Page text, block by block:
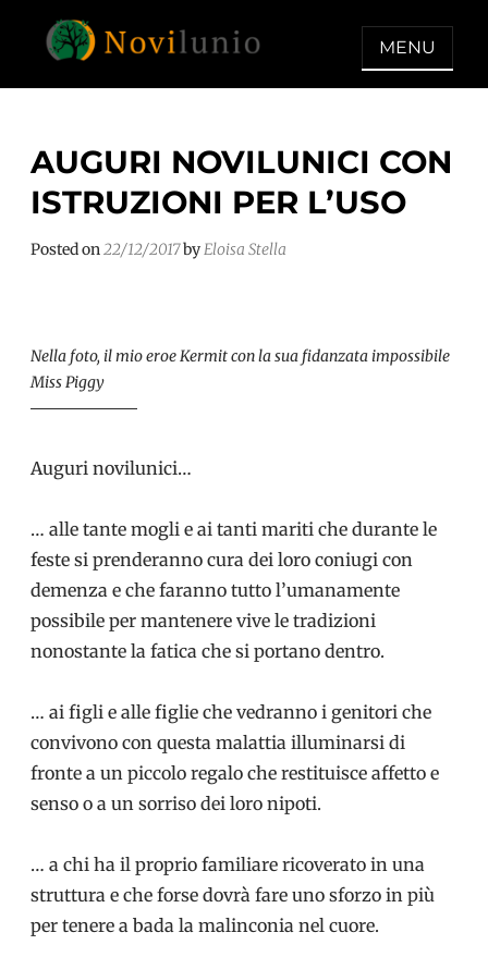
NOVILUNIO
Un aiuto con concreto dopo la
MENU
AUGURI NOVILUNICI CON
ISTRUZIONI PER L’USO
Posted on22/12/2017byEloisa Stella
Nella foto, il mio eroe Kermit con la sua fidanzata impossibile
Miss Piggy
Auguri novilunici…
… alle tante mogli e ai tanti mariti che durante le
feste si prenderanno cura dei loro coniugi con
demenza e che faranno tutto l’umanamente
possibile per mantenere vive le tradizioni
nonostante la fatica che si portano dentro.
… ai figli e alle figlie che vedranno i genitori che
convivono con questa malattia illuminarsi di
fronte a un piccolo regalo che restituisce affetto e
senso o a un sorriso dei loro nipoti.
… a chi ha il proprio familiare ricoverato in una
struttura e che forse dovrà fare uno sforzo in più
per tenere a bada la malinconia nel cuore.